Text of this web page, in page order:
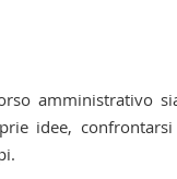
amministrativo
idee,